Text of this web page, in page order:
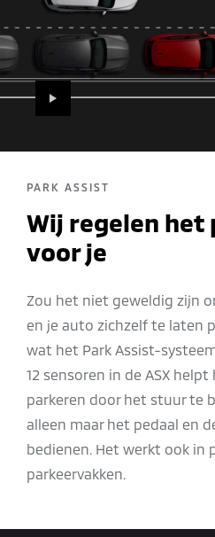
PARK ASSIST
Wij regelen het
voor je
Zou het niet geweldig zijn
en je auto zichzelf te laten
wat het Park Assist-
12 sensoren in de ASX
parkeren door het stuur te
alleen maar het pedaal en
bedienen. Het werkt ook in
parkeervakken.